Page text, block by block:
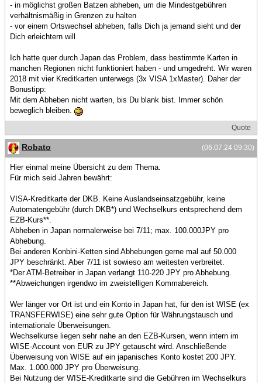
- in möglichst großen Batzen abheben, um die Mindestgebühren
verhältnismäßig in Grenzen zu halten
- vor einem Ortswechsel abheben, falls Dich ja jemand sieht und der
Dich erleichtern will
Ich hatte quer durch Japan das Problem, dass bestimmte Karten in
manchen Regionen nicht funktioniert haben - und umgedreht. Wir waren
2018 mit vier Kreditkarten unterwegs (3x VISA 1xMaster). Daher der
Bonustipp:
Mit dem Abheben nicht warten, bis Du blank bist. Immer schön
beweglich bleiben.
Quote
(06.07.24 09:30)
Robato
Hier einmal meine Übersicht zu dem Thema.
Für mich seid Jahren bewährt:
VISA-Kreditkarte der DKB. Keine Auslandseinsatzgebühr, keine
Automatengebühr (durch DKB*) und Wechselkurs entsprechend dem
EZB-Kurs**.
Abheben in Japan normalerweise bei 7/11; max. 100.000JPY pro
Abhebung.
Bei anderen Konbini-Ketten sind Abhebungen gerne mal auf 50.000
JPY beschränkt. Aber 7/11 ist sowieso am weitesten verbreitet.
*Der ATM-Betreiber in Japan verlangt 110-220 JPY pro Abhebung.
**Abweichungen irgendwo im zweistelligen Kommabereich.
Wer länger vor Ort ist und ein Konto in Japan hat, für den ist WISE (ex
TRANSFERWISE) eine sehr gute Option für Währungstausch und
internationale Überweisungen.
Wechselkurse liegen sehr nahe an den EZB-Kursen, wenn intern im
WISE-Account von EUR zu JPY getauscht wird. Anschließende
Überweisung von WISE auf ein japanisches Konto kostet 200 JPY.
Max. 1.000.000 JPY pro Überweisung.
Bei Nutzung der WISE-Kreditkarte sind die Gebühren im Wechselkurs